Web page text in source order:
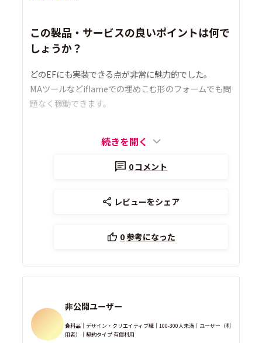
この製品・サービスの良いポイントは何で
しょうか？
どのEFにも実装できる点が非常に魅力的でした。
MAツールなどiflameでの埋めこむ形のフォームでも問
題なく稼動できます。
続きを開く
0コメント
レビューをシェア
0参考になった
非公開ユーザー
食料品｜デザイン・クリエイティブ職｜100-300人未満｜ユーザー（利
用者）｜契約タイプ 有償利用